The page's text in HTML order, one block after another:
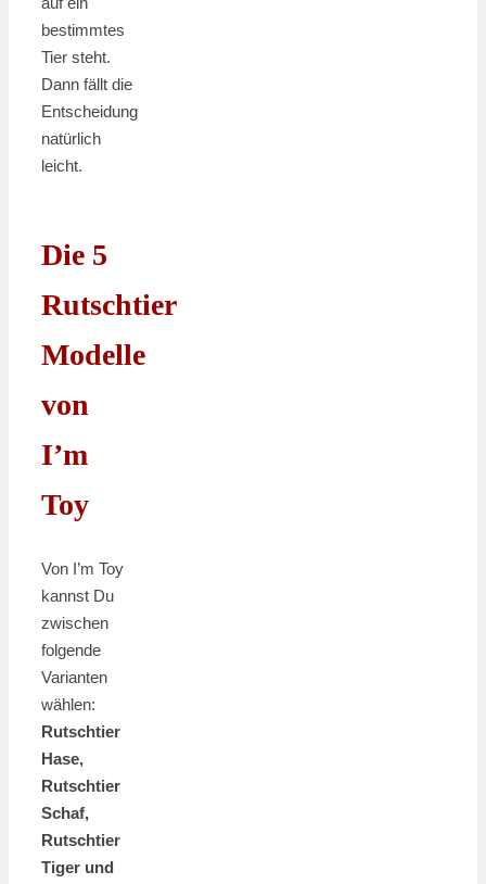
bestimmtes
Tier steht.
Dann fällt die
Entscheidung
natürlich
leicht.
Die 5
Rutschtier
Modelle
von
I’m
Toy
Von I’m Toy
kannst Du
zwischen
folgende
Varianten
wählen:
Rutschtier
Hase,
Rutschtier
Schaf,
Rutschtier
Tiger und